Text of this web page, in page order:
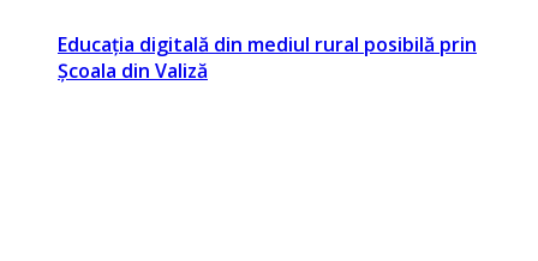
Educația digitală din mediul rural posibilă prin
Școala din Valiză